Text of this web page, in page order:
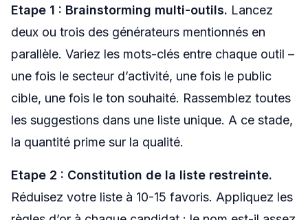
Etape 1 : Brainstorming multi-outils. Lancez
deux ou trois des générateurs mentionnés en
parallèle. Variez les mots-clés entre chaque outil –
une fois le secteur d’activité, une fois le public
cible, une fois le ton souhaité. Rassemblez toutes
les suggestions dans une liste unique. A ce stade,
la quantité prime sur la qualité.
Etape 2 : Constitution de la liste restreinte.
Réduisez votre liste à 10-15 favoris. Appliquez les